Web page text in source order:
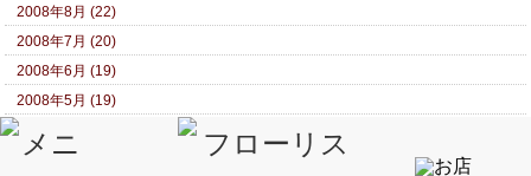
2008年8月 (22)
2008年7月 (20)
2008年6月 (19)
2008年5月 (19)
2008年4月 (17)
2008年3月 (18)